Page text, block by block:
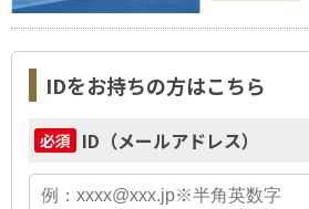
IDをお持ちの方はこちら
必須 ID（メールアドレス）